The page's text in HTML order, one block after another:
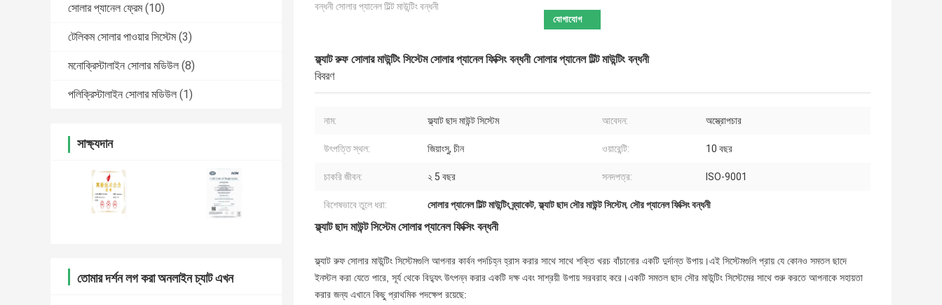
সোলার প্যানেল ফ্রেম (10)
টেলিকম সোলার পাওয়ার সিস্টেম (3)
মনোক্রিস্টালাইন সোলার মডিউল (8)
পলিক্রিস্টালাইন সোলার মডিউল (1)
সাক্ষ্যদান
তোমার দর্শন লগ করা অনলাইন চ্যাট এখন
বন্ধনী সোলার প্যানেল টিল্ট মাউন্টিং বন্ধনী
যোগাযোগ
ফ্ল্যাট রুফ সোলার মাউন্টিং সিস্টেম সোলার প্যানেল ফিক্সিং বন্ধনী সোলার প্যানেল টিল্ট মাউন্টিং বন্ধনী
বিবরণ
নাম: ফ্ল্যাট ছাদ মাউন্ট সিস্টেম আবেদন: অস্ত্রোপচার
উৎপত্তি স্থল: জিয়াংসু, চীন ওয়ারেন্টি: 10 বছর
চাকরি জীবন: ২ 5 বছর সনদপত্র: ISO-9001
বিশেষভাবে তুলে ধরা: সোলার প্যানেল টিল্ট মাউন্টিং ব্র্যাকেট,ফ্ল্যাট ছাদ সৌর মাউন্ট সিস্টেম, সৌর প্যানেল ফিক্সিং বন্ধনী
ফ্ল্যাট ছাদ মাউন্ট সিস্টেম সোলার প্যানেল ফিক্সিং বন্ধনী
ফ্ল্যাট রুফ সোলার মাউন্টিং সিস্টেমগুলি আপনার কার্বন পদচিহ্ন হ্রাস করার সাথে সাথে শক্তি খরচ বাঁচানোর একটি দুর্দান্ত উপায়।এই সিস্টেমগুলি প্রায় যে কোনও সমতল ছাদে
ইনস্টল করা যেতে পারে, সূর্য থেকে বিদ্যুৎ উৎপন্ন করার একটি দক্ষ এবং সাশ্রয়ী উপায় সরবরাহ করে।একটি সমতল ছাদ সৌর মাউন্টিং সিস্টেমের সাথে শুরু করতে আপনাকে সহায়তা
করার জন্য এখানে কিছু প্রাথমিক পদক্ষেপ রয়েছে: